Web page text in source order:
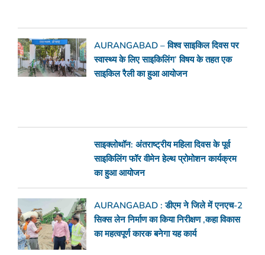
AURANGABAD – विश्व साइकिल दिवस पर
स्वास्थ्य के लिए साइकिलिंग’ विषय के तहत एक
साइकिल रैली का हुआ आयोजन
साइक्लोथॉन: अंतराष्ट्रीय महिला दिवस के पूर्व
साइकिलिंग फॉर वीमेन हेल्थ प्रोमोशन कार्यक्रम
का हुआ आयोजन
AURANGABAD : डीएम ने जिले में एनएच-2
सिक्स लेन निर्माण का किया निरीक्षण ,कहा विकास
का महत्वपूर्ण कारक बनेगा यह कार्य